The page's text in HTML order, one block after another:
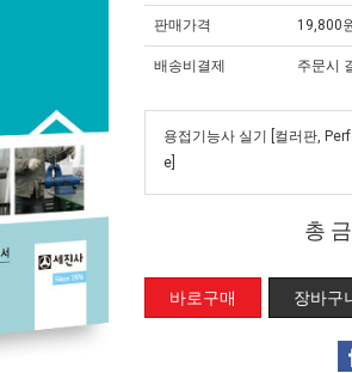
판매가격 19,800
배송비결제 주문시
용접기능사 실기 [컬러판,
e]
총